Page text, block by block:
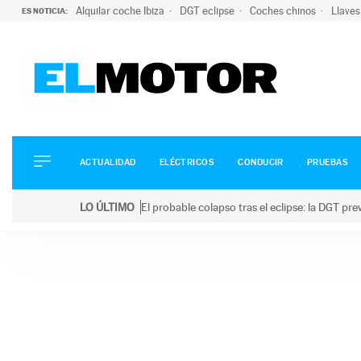
ES NOTICIA: Alquilar coche Ibiza DGT eclipse Coches chinos
ELÉCTRICOS
CONDUCIR
ACTUALIDAD ELÉCTRICOS CONDUCIR PRUEBAS
LO ÚLTIMO El probable colapso tras el eclipse: la DGT